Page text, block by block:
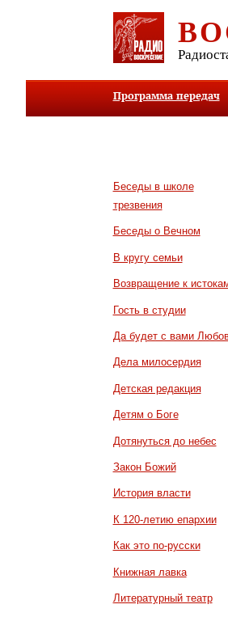
Программа передач
Беседы в школе
трезвения
Беседы о Вечном
В кругу семьи
Возвращение к
Гость в студии
Да будет с вами
Дела милосердия
Детская редакция
Детям о Боге
Дотянуться до небес
Закон Божий
История власти
К 120-летию епархии
Как это по-русски
Книжная лавка
Литературный театр